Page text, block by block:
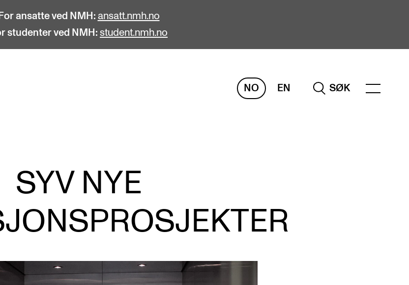
For ansatte ved NMH: ansatt.nmh.no
studenter ved NMH: student.nmh.no
NO EN
SØK
våre
SYV NYE